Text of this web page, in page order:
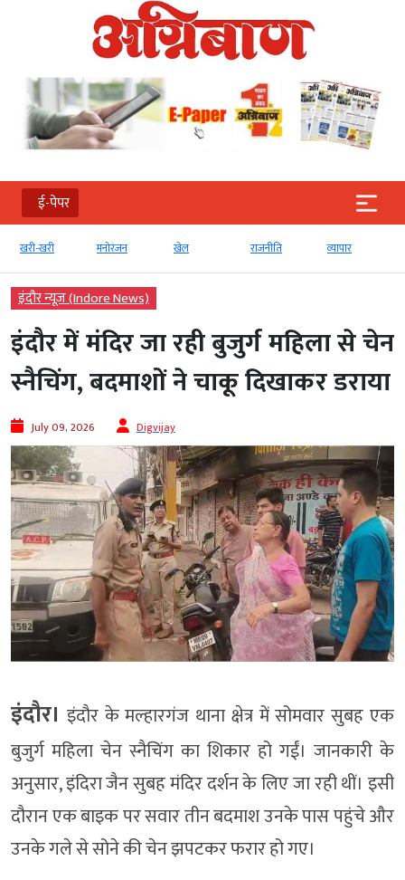
ई-पेपर
खरी-खरी मनोरंजन खेल राजनीति व्‍यापार
इंदौर न्यूज़ (Indore News)
इंदौर में मंदिर जा रही बुजुर्ग महिला से चेन
स्नैचिंग, बदमाशों ने चाकू दिखाकर डराया
July 09, 2026 Digvijay
इंदौर। इंदौर के मल्हारगंज थाना क्षेत्र में सोमवार सुबह एक
बुजुर्ग महिला चेन स्नैचिंग का शिकार हो गईं। जानकारी के
अनुसार, इंदिरा जैन सुबह मंदिर दर्शन के लिए जा रही थीं। इसी
दौरान एक बाइक पर सवार तीन बदमाश उनके पास पहुंचे और
उनके गले से सोने की चेन झपटकर फरार हो गए।